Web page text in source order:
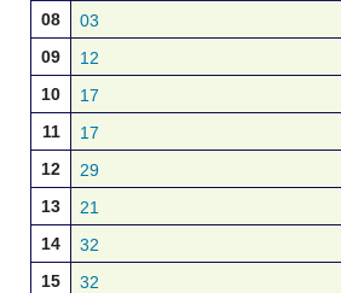
08
03
09
12
10
17
11
17
12
29
13
21
14
32
15
32